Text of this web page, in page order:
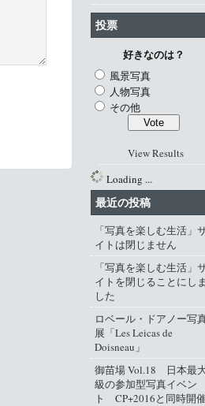
投票
好きなのは？
風景写真
人物写真
その他
View Results
Loading ...
最近の投稿
「写真を楽しむ生活」
イトは閉じません
「写真を楽しむ生活」
イトを閉じることにしま
した
ロベール・ドアノー写
展「Les Leicas de
Doisneau」
御苗場 Vol.18 日本最
級の参加型写真イベン
ト CP+2016と同時開催